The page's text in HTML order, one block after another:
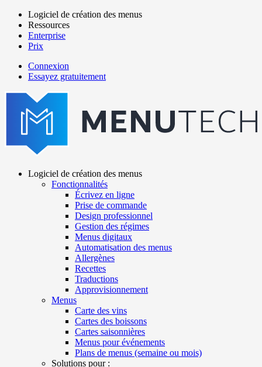
Aller
contenu
principal
Main
navigation
Logiciel de création des menus
Ressources
Enterprise
Prix
menutech
navigation
Connexion
Essayez gratuitement
navigation
Logiciel de création des menus
Fonctionnalités
Écrivez en ligne
Prise de commande
Design professionnel
Gestion des régimes
Menus digitaux
Automatisation des menus
Allergènes
Recettes
Traductions
Approvisionnement
Menus
Carte des vins
Cartes des boissons
Cartes saisonnières
Menus pour événements
Plans de menus (semaine ou mois)
Solutions pour :